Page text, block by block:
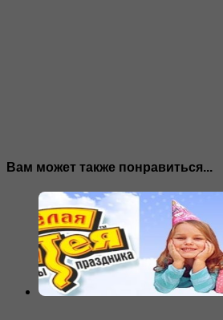
Вам может также понравиться...